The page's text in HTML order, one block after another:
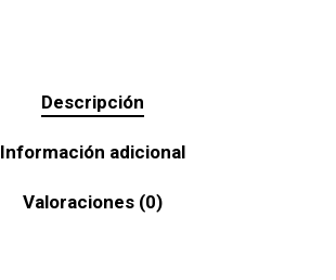
Descripción
Información adicional
Valoraciones (0)